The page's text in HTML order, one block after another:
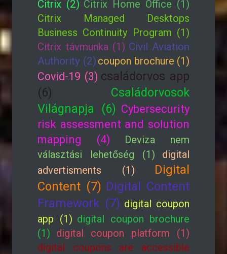
Citrix (2) Citrix Home Office (1)
Citrix Managed Desktops
Business Continuity Program (1)
Citrix távmunka (1) Civil Aviation
Authority (2) coupon brochure (1)
Covid-19 (3) családorvos app
(6)
Családorvosok
Világnapja (6) Cybersecurity
risk assessment and solution
mapping (4)
Deviza nem
választási lehetőség (1)
digital
advertisments (1)
Digital
Content (7) Digital Content
Framework (7) digital coupon
app (1) digital coupon brochure
(1) digital coupon platform (1)
digital coupons are accessible